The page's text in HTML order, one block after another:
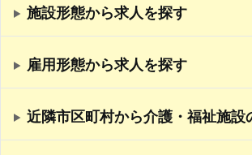
施設形態から求人を探す
雇用形態から求人を探す
近隣市区町村から介護・福祉施設